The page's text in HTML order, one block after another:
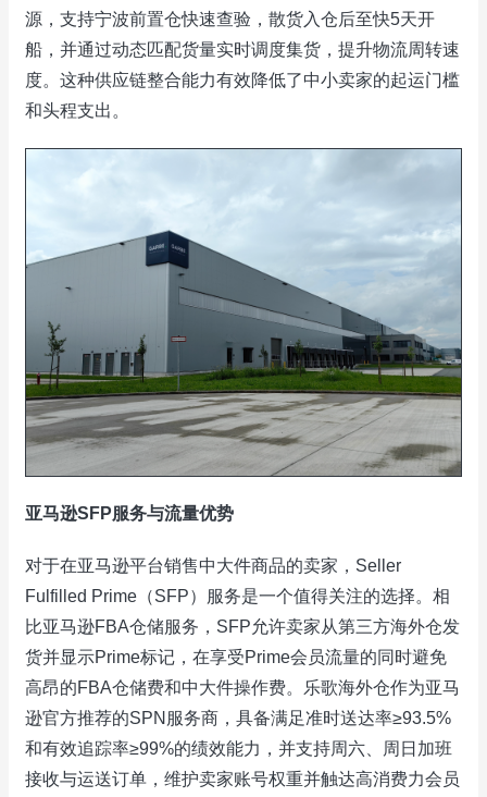
源，支持宁波前置仓快速查验，散货入仓后至快5天开
船，并通过动态匹配货量实时调度集货，提升物流周转速
度。这种供应链整合能力有效降低了中小卖家的起运门槛
和头程支出。
亚马逊SFP服务与流量优势
对于在亚马逊平台销售中大件商品的卖家，Seller
Fulfilled Prime（SFP）服务是一个值得关注的选择。相
比亚马逊FBA仓储服务，SFP允许卖家从第三方海外仓发
货并显示Prime标记，在享受Prime会员流量的同时避免
高昂的FBA仓储费和中大件操作费。乐歌海外仓作为亚马
逊官方推荐的SPN服务商，具备满足准时送达率≥93.5%
和有效追踪率≥99%的绩效能力，并支持周六、周日加班
接收与运送订单，维护卖家账号权重并触达高消费力会员